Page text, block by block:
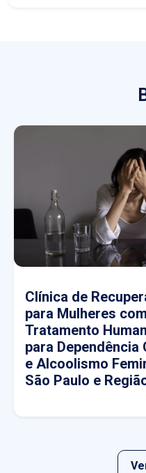
Clínica de
para Mulheres com
Tratamento
para Dependência
e Alcoolismo
São Paulo e